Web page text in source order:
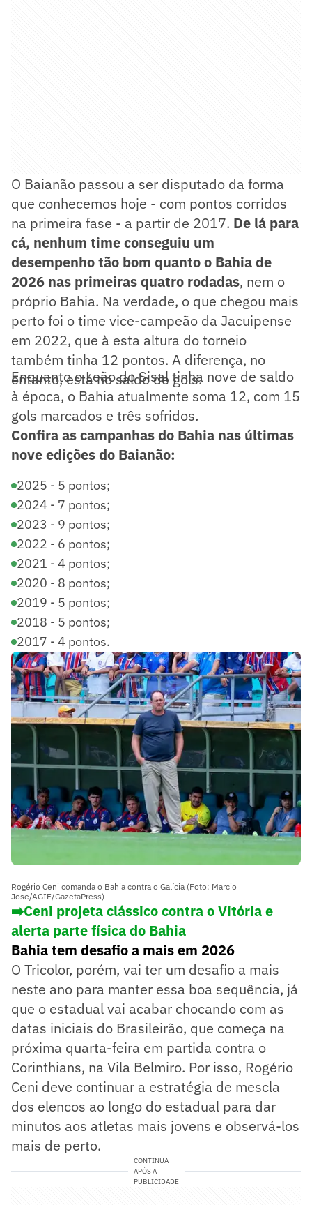
O Baianão passou a ser disputado da forma
que conhecemos hoje - com pontos corridos
na primeira fase - a partir de 2017. De lá para
cá, nenhum time conseguiu um
desempenho tão bom quanto o Bahia de
2026 nas primeiras quatro rodadas, nem o
próprio Bahia. Na verdade, o que chegou mais
perto foi o time vice-campeão da Jacuipense
em 2022, que à esta altura do torneio
também tinha 12 pontos. A diferença, no
entanto, está no saldo de gols.
Enquanto o Leão do Sisal tinha nove de saldo
à época, o Bahia atualmente soma 12, com 15
gols marcados e três sofridos.
Confira as campanhas do Bahia nas últimas
nove edições do Baianão:
2025 - 5 pontos;
2024 - 7 pontos;
2023 - 9 pontos;
2022 - 6 pontos;
2021 - 4 pontos;
2020 - 8 pontos;
2019 - 5 pontos;
2018 - 5 pontos;
2017 - 4 pontos.
Rogério Ceni comanda o Bahia contra o Galícia (Foto: Marcio
Jose/AGIF/GazetaPress)
➡️Ceni projeta clássico contra o Vitória e
alerta parte física do Bahia
Bahia tem desafio a mais em 2026
O Tricolor, porém, vai ter um desafio a mais
neste ano para manter essa boa sequência, já
que o estadual vai acabar chocando com as
datas iniciais do Brasileirão, que começa na
próxima quarta-feira em partida contra o
Corinthians, na Vila Belmiro. Por isso, Rogério
Ceni deve continuar a estratégia de mescla
dos elencos ao longo do estadual para dar
minutos aos atletas mais jovens e observá-los
mais de perto.
CONTINUA
APÓS A
PUBLICIDADE